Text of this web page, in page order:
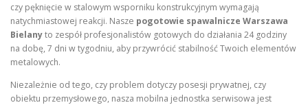
czy pęknięcie w stalowym wsporniku konstrukcyjnym wymagają
natychmiastowej reakcji. Nasze pogotowie spawalnicze Warszawa
Bielanyto zespół profesjonalistów gotowych do działania 24 godziny
na dobę, 7 dni w tygodniu, aby przywrócić stabilność Twoich elementów
metalowych.
Niezależnie od tego, czy problem dotyczy posesji prywatnej, czy
obiektu przemysłowego, nasza mobilna jednostka serwisowa jest